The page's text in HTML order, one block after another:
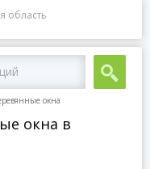
область
окна
окна в